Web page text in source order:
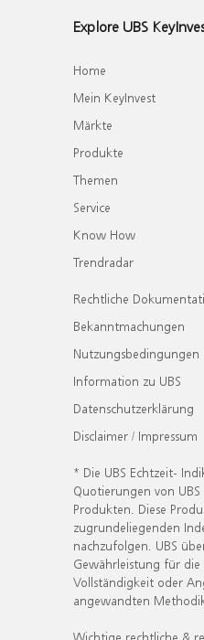
Explore UBS
Home
Mein KeyInvest
Märkte
Produkte
Themen
Service
Know How
Trendradar
Rechtliche
Bekanntmachungen
Nutzungsbedingungen
Information zu UBS
Datenschutzerklärung
Disclaimer / Impressum
* Die UBS Echtzeit-
Quotierungen von
Produkten. Diese
zugrundeliegenden
nachzufolgen. UBS
Gewährleistung für
Vollständigkeit oder
angewandten